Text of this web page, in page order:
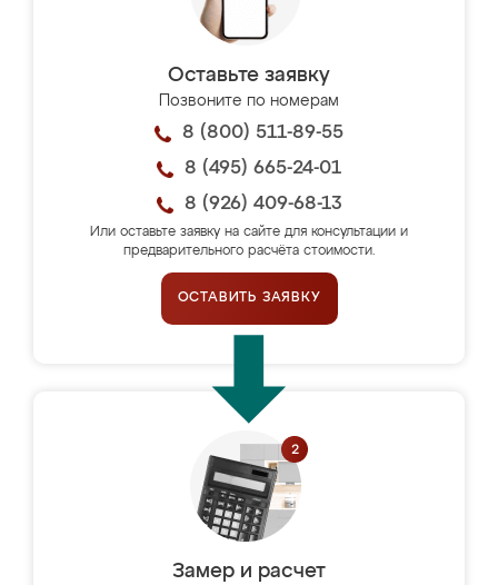
Оставьте заявку
Позвоните по номерам
8 (800) 511-89-55
8 (495) 665-24-01
8 (926) 409-68-13
Или оставьте заявку на сайте для консультации и
предварительного расчёта стоимости.
ОСТАВИТЬ ЗАЯВКУ
Замер и расчет